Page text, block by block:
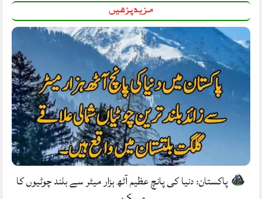
مزید پڑھیں
پاکستان: دنیا کی پانچ عظیم آٹھ ہزار میٹر سے بلند چوٹیوں کا